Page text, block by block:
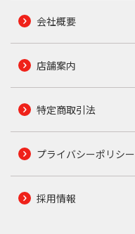
会社概要
店舗案内
特定商取引法
プライバシーポリシー
採用情報